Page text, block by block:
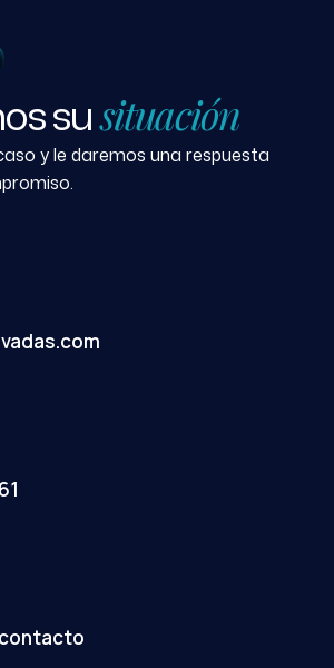
susituación
y le daremos una respuesta